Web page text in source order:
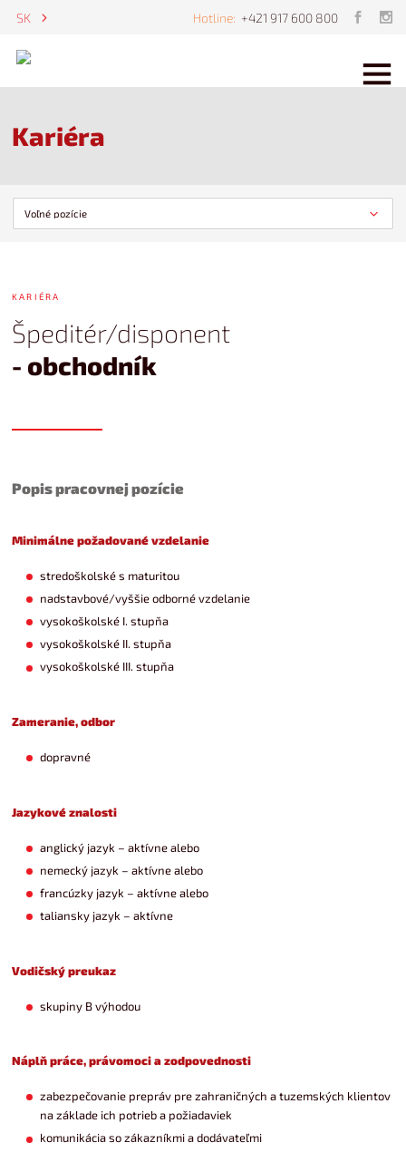
SK
ES Hotline: +421 917 600 800
Kariéra
KARIÉRA
Špeditér/disponent
- obchodník
Popis pracovnej pozície
Minimálne požadované vzdelanie
stredoškolské s maturitou
nadstavbové/vyššie odborné vzdelanie
vysokoškolské I. stupňa
vysokoškolské II. stupňa
vysokoškolské III. stupňa
Zameranie, odbor
dopravné
Jazykové znalosti
anglický jazyk – aktívne alebo
nemecký jazyk – aktívne alebo
francúzky jazyk – aktívne alebo
taliansky jazyk – aktívne
Vodičský preukaz
skupiny B výhodou
Náplň práce, právomoci a zodpovednosti
zabezpečovanie prepráv pre zahraničných a tuzemských klientov
na základe ich potrieb a požiadaviek
komunikácia so zákazníkmi a dodávateľmi